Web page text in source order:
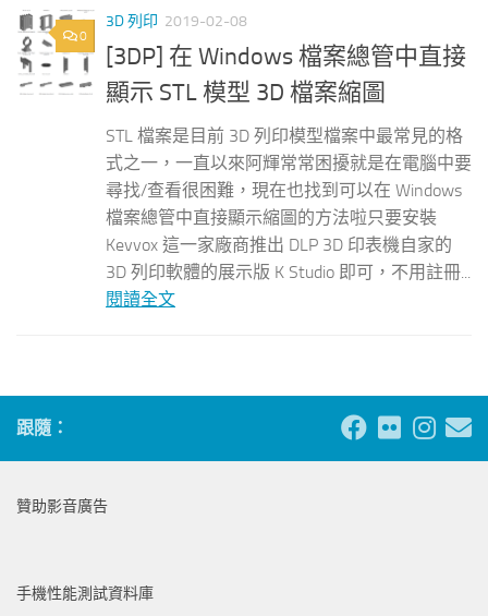
0
3D 列印 2019-02-08
[3DP] 在 Windows 檔案總管中直接
顯示 STL 模型 3D 檔案縮圖
STL 檔案是目前 3D 列印模型檔案中最常見的格
式之一，一直以來阿輝常常困擾就是在電腦中要
尋找/查看很困難，現在也找到可以在 Windows
檔案總管中直接顯示縮圖的方法啦只要安裝
Kevvox 這一家廠商推出 DLP 3D 印表機自家的
3D 列印軟體的展示版 K Studio 即可，不用註冊...
閱讀全文
跟隨：
贊助影音廣告
手機性能測試資料庫